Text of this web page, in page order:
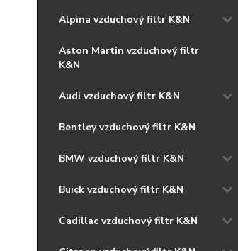
Alpina vzduchový filtr K&N
Aston Martin vzduchový filtr
K&N
Audi vzduchový filtr K&N
Bentley vzduchový filtr K&N
BMW vzduchový filtr K&N
Buick vzduchový filtr K&N
Cadillac vzduchový filtr K&N